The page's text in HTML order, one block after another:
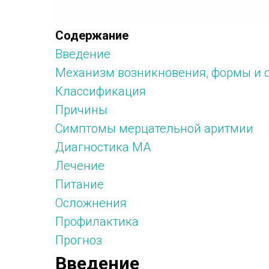
Содержание
Введение
Механизм возникновения, формы и
Классификация
Причины
Симптомы мерцательной аритмии
Диагностика МА
Лечение
Питание
Осложнения
Профилактика
Прогноз
Введение